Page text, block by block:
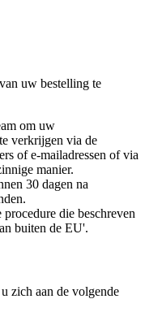
uw bestelling te
om uw
verkrijgen via de
of e-mailadressen of via
manier.
30 dagen na
die beschreven
buiten de EU'.
zich aan de volgende